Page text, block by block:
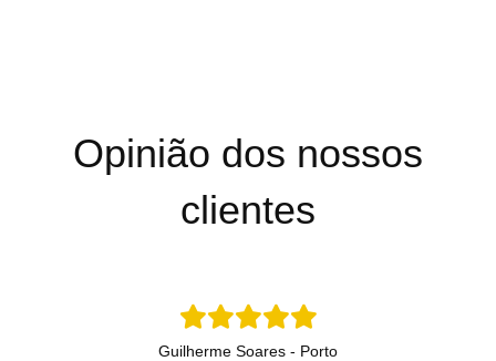
Opinião dos nossos
clientes
Guilherme Soares - Porto